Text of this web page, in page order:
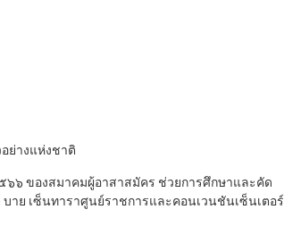
ย่างแห่งชาติ
๖ ของสมาคมผู้อาสาสมัคร ช่วยการศึกษาและคัด
าย เซ็นทาราศูนย์ราชการและคอนเวนชันเซ็นเตอร์